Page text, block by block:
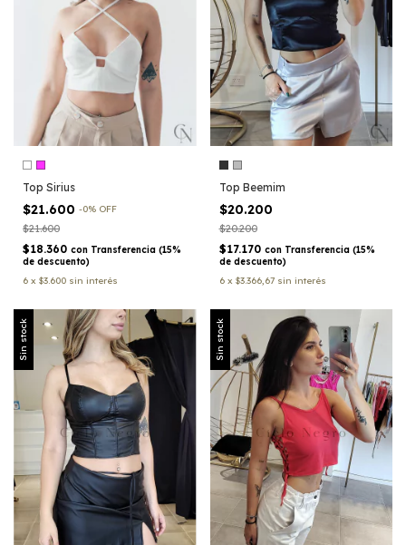
Top Sirius
$21.600 -0% OFF
$21.600
$18.360 con Transferencia (15%
de descuento)
6 x $3.600 sin interés
Top Beemim
$20.200
$20.200
$17.170 con Transferencia (15%
de descuento)
6 x $3.366,67 sin interés
Sin stock Sin stock